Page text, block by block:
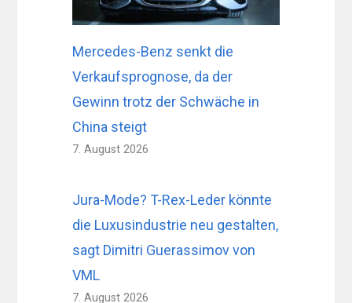
Mercedes-Benz senkt die
Verkaufsprognose, da der
Gewinn trotz der Schwäche in
China steigt
7. August 2026
Jura-Mode? T-Rex-Leder könnte
die Luxusindustrie neu gestalten,
sagt Dimitri Guerassimov von
VML
7. August 2026